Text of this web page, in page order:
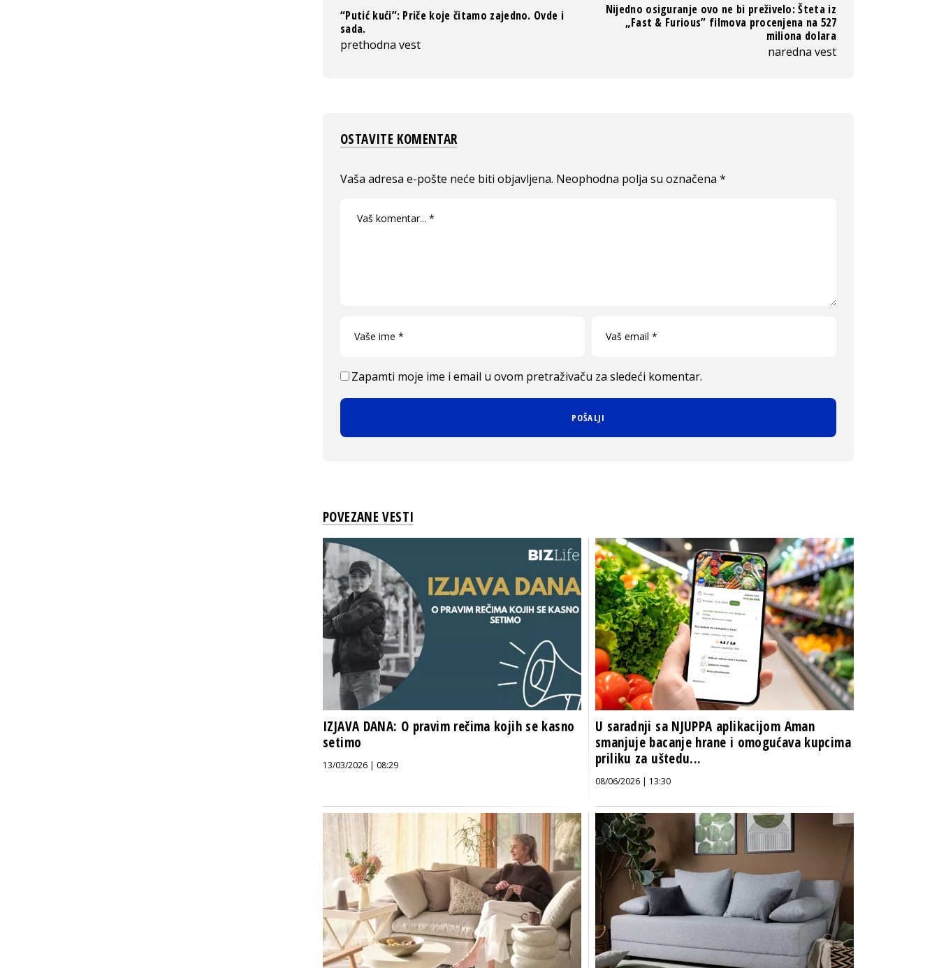
“Putić kući”: Priče koje čitamo zajedno. Ovde i
sada.
prethodna vest
Nijedno osiguranje ovo ne bi preživelo: Šteta iz
„Fast & Furious” filmova procenjena na 527
miliona dolara
naredna vest
OSTAVITE KOMENTAR
Vaša adresa e-pošte neće biti objavljena. Neophodna polja su označena *
Zapamti moje ime i email u ovom pretraživaču za sledeći komentar.
POVEZANE VESTI
IZJAVA DANA: O pravim rečima kojih se kasno
setimo
13/03/2026 | 08:29
U saradnji sa NJUPPA aplikacijom Aman
smanjuje bacanje hrane i omogućava kupcima
priliku za uštedu...
08/06/2026 | 13:30